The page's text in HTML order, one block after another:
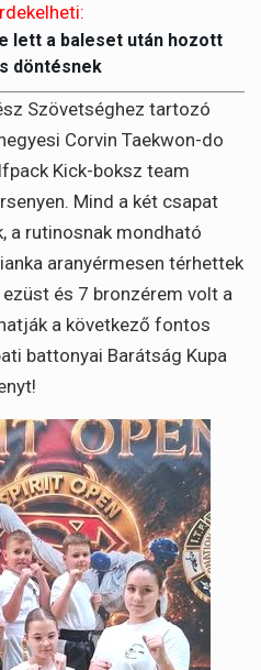
lett a baleset után hozott
döntésnek
Szövetséghez tartozó
Corvin Taekwon-do
Kick-boksz team
Mind a két csapat
a rutinosnak mondható
aranyérmesen térhettek
ezüst és 7 bronzérem volt a
a következő fontos
battonyai Barátság Kupa